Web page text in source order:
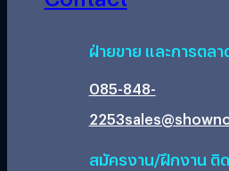
ฝ่ายขาย และการตลา
085-848-
2253
สมัครงาน/ฝึกงาน ติ